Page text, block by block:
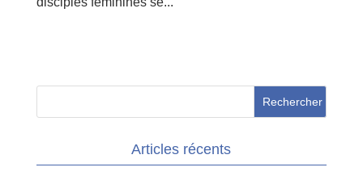
Articles récents